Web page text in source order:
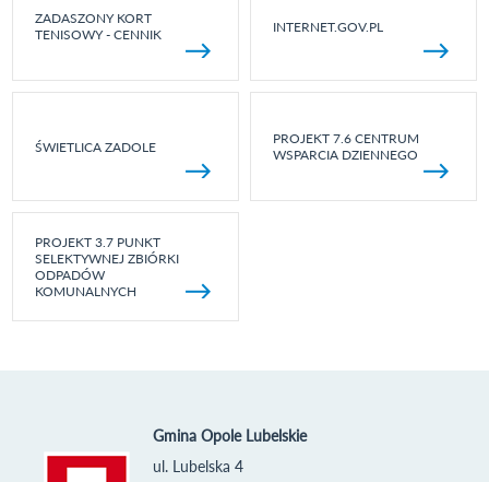
ZADASZONY KORT
TENISOWY - CENNIK
INTERNET.GOV.PL
ŚWIETLICA ZADOLE
PROJEKT 7.6 CENTRUM
WSPARCIA DZIENNEGO
PROJEKT 3.7 PUNKT
SELEKTYWNEJ ZBIÓRKI
ODPADÓW
KOMUNALNYCH
Gmina Opole Lubelskie
ul. Lubelska 4